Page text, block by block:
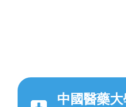
中國醫藥